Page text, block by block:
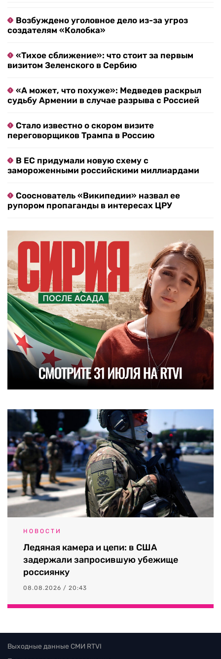
Возбуждено уголовное дело из-за угроз
создателям «Колобка»
«Тихое сближение»: что стоит за первым
визитом Зеленского в Сербию
«А может, что похуже»: Медведев раскрыл
судьбу Армении в случае разрыва с Россией
Стало известно о скором визите
переговорщиков Трампа в Россию
В ЕС придумали новую схему с
замороженными российскими миллиардами
Сооснователь «Википедии» назвал ее
рупором пропаганды в интересах ЦРУ
НОВОСТИ
Ледяная камера и цепи: в США
задержали запросившую убежище
россиянку
08.08.2026 / 20:43
Выходные данные СМИ RTVI